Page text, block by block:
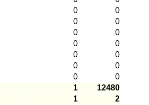
0
0
0
0
0
0
0
0
0
0
0
0
0
0
1
12480
1
2